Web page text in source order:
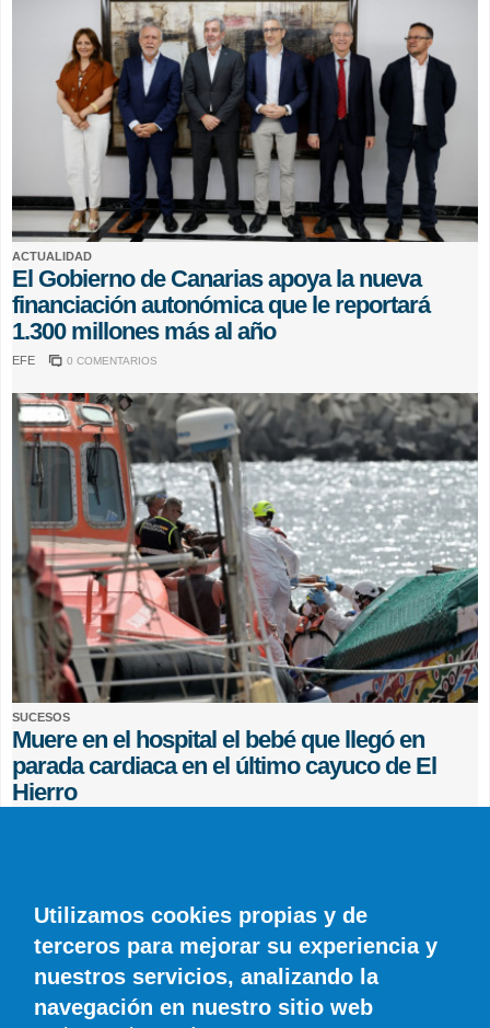
ACTUALIDAD
El Gobierno de Canarias apoya la nueva
financiación autonómica que le reportará
1.300 millones más al año
EFE 0 COMENTARIOS
SUCESOS
Muere en el hospital el bebé que llegó en
parada cardiaca en el último cayuco de El
Hierro
Utilizamos cookies propias y de
terceros para mejorar su experiencia y
nuestros servicios, analizando la
navegación en nuestro sitio web